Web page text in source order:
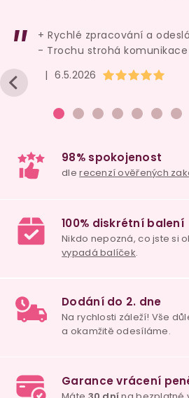
Vodní lubrikační
gel TOYJOY, 100 ml
139 Kč
Hodnocení
| 6.5.2026
+ Rychlé zpracování a
- Trochu strohá